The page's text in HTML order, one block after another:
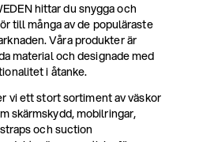
hittar du snygga och
till många av de populäraste
Våra produkter är
material och designade med
i åtanke.
vi ett stort sortiment av väskor
skärmskydd, mobilringar,
och suction